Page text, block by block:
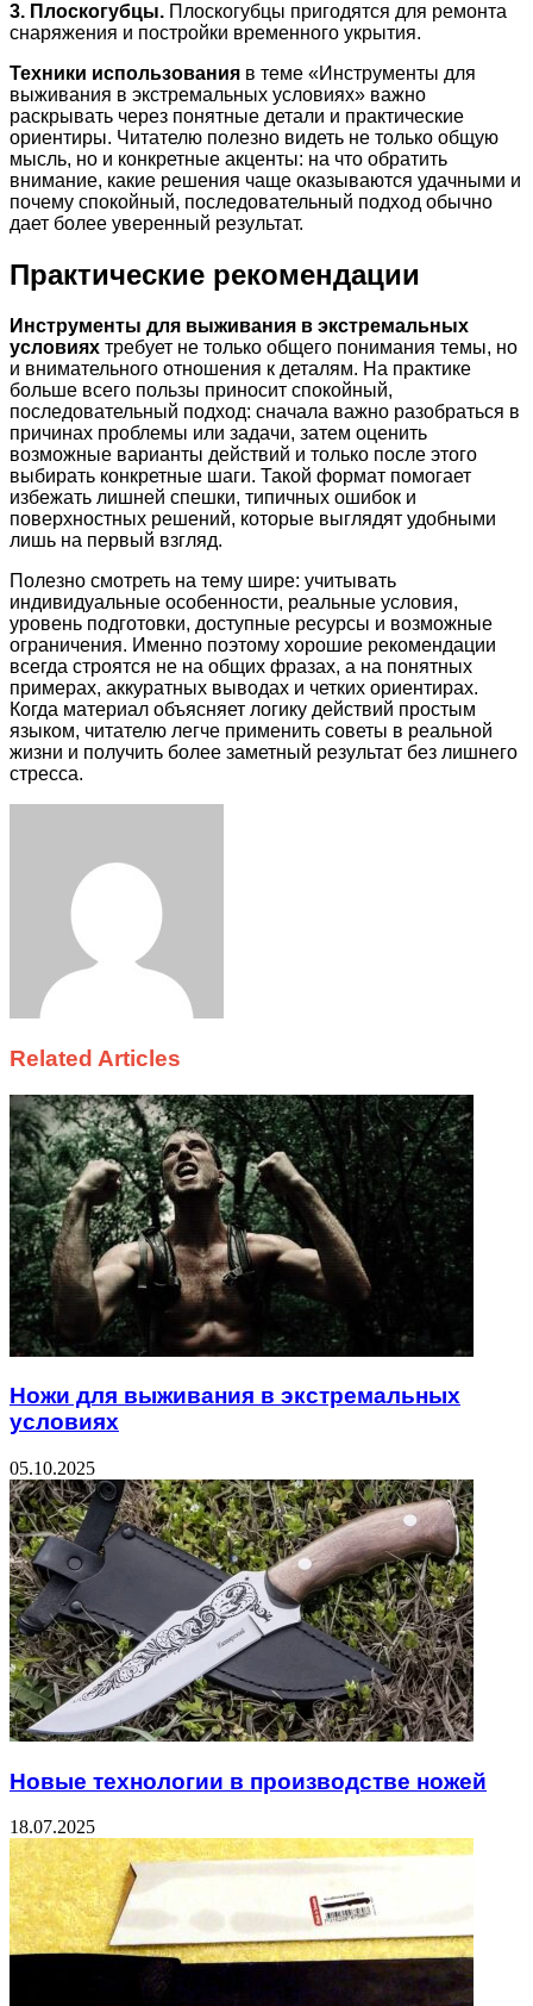
3. Плоскогубцы. Плоскогубцы пригодятся для ремонта
снаряжения и постройки временного укрытия.
Техники использования в теме «Инструменты для
выживания в экстремальных условиях» важно
раскрывать через понятные детали и практические
ориентиры. Читателю полезно видеть не только общую
мысль, но и конкретные акценты: на что обратить
внимание, какие решения чаще оказываются удачными и
почему спокойный, последовательный подход обычно
дает более уверенный результат.
Практические рекомендации
Инструменты для выживания в экстремальных
условиях требует не только общего понимания темы, но
и внимательного отношения к деталям. На практике
больше всего пользы приносит спокойный,
последовательный подход: сначала важно разобраться в
причинах проблемы или задачи, затем оценить
возможные варианты действий и только после этого
выбирать конкретные шаги. Такой формат помогает
избежать лишней спешки, типичных ошибок и
поверхностных решений, которые выглядят удобными
лишь на первый взгляд.
Полезно смотреть на тему шире: учитывать
индивидуальные особенности, реальные условия,
уровень подготовки, доступные ресурсы и возможные
ограничения. Именно поэтому хорошие рекомендации
всегда строятся не на общих фразах, а на понятных
примерах, аккуратных выводах и четких ориентирах.
Когда материал объясняет логику действий простым
языком, читателю легче применить советы в реальной
жизни и получить более заметный результат без лишнего
стресса.
Related Articles
Ножи для выживания в экстремальных
условиях
05.10.2025
Новые технологии в производстве ножей
18.07.2025